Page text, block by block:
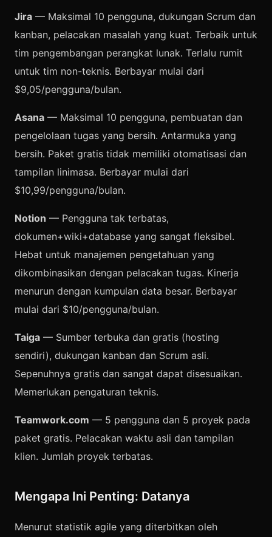
Jira — Maksimal 10 pengguna, dukungan Scrum dan
kanban, pelacakan masalah yang kuat. Terbaik untuk
tim pengembangan perangkat lunak. Terlalu rumit
untuk tim non-teknis. Berbayar mulai dari
$9,05/pengguna/bulan.
Asana — Maksimal 10 pengguna, pembuatan dan
pengelolaan tugas yang bersih. Antarmuka yang
bersih. Paket gratis tidak memiliki otomatisasi dan
tampilan linimasa. Berbayar mulai dari
$10,99/pengguna/bulan.
Notion — Pengguna tak terbatas,
dokumen+wiki+database yang sangat fleksibel.
Hebat untuk manajemen pengetahuan yang
dikombinasikan dengan pelacakan tugas. Kinerja
menurun dengan kumpulan data besar. Berbayar
mulai dari $10/pengguna/bulan.
Taiga — Sumber terbuka dan gratis (hosting
sendiri), dukungan kanban dan Scrum asli.
Sepenuhnya gratis dan sangat dapat disesuaikan.
Memerlukan pengaturan teknis.
Teamwork.com — 5 pengguna dan 5 proyek pada
paket gratis. Pelacakan waktu asli dan tampilan
klien. Jumlah proyek terbatas.
Mengapa Ini Penting: Datanya
Menurut statistik agile yang diterbitkan oleh